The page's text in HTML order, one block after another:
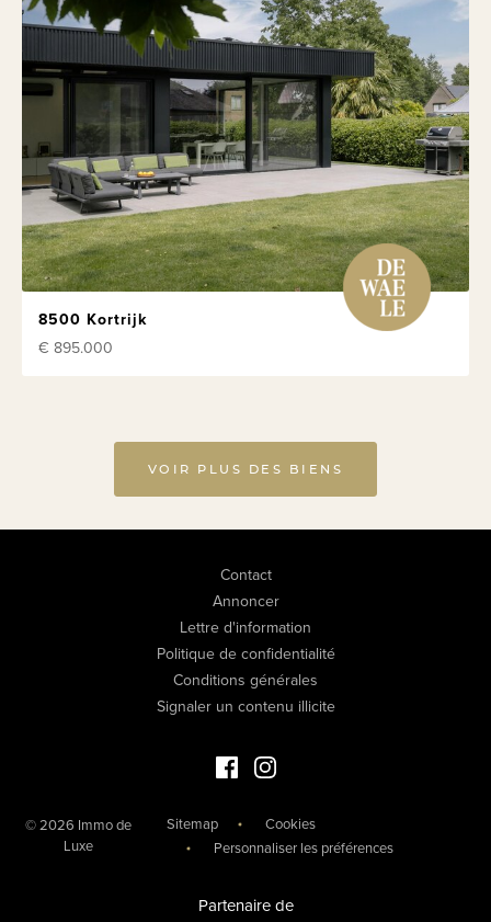
8500 Kortrijk
€ 895.000
VOIR PLUS DES BIENS
Contact
Annoncer
Lettre d'information
Politique de confidentialité
Conditions générales
Signaler un contenu illicite
Facebook Immo de Luxe
Instagram Immo de Luxe
© 2026 Immo de
Luxe
Sitemap
Cookies
Personnaliser les préférences
Partenaire de